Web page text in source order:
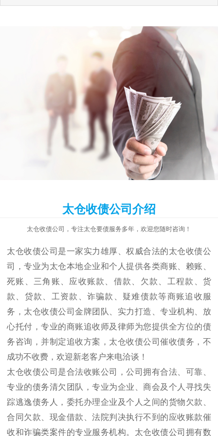
太仓收债公司介绍
太仓收债公司，专注太仓要债服务多年，欢迎您随时咨询！
太仓收债公司是一家实力雄厚、权威合法的太仓收债公
司，专业为太仓本地企业和个人提供各类商账、赖账、
死账、三角账、应收账款、借款、欠款、工程款、货
款、贷款、工资款、诈骗款、疑难债款等商账追收服
务，太仓收债公司金牌团队、实力打造、专业机构、放
心托付，专业的商账追收师及律师为您提供全方位的债
务咨询，并制定追收方案，太仓收债公司催收债务，不
成功不收费，欢迎新老客户来电洽谈！
太仓收债公司是合法收账公司，公司拥有合法、可靠、
专业的债务清欠团队，专业为企业、商会及个人寻找失
踪逃逸债务人，委托办理企业及个人之间的货物欠款、
合同欠款、现金借款、法院判决执行不到的应收账款催
收和诈骗类案件的专业服务机构。太仓收债公司拥有数